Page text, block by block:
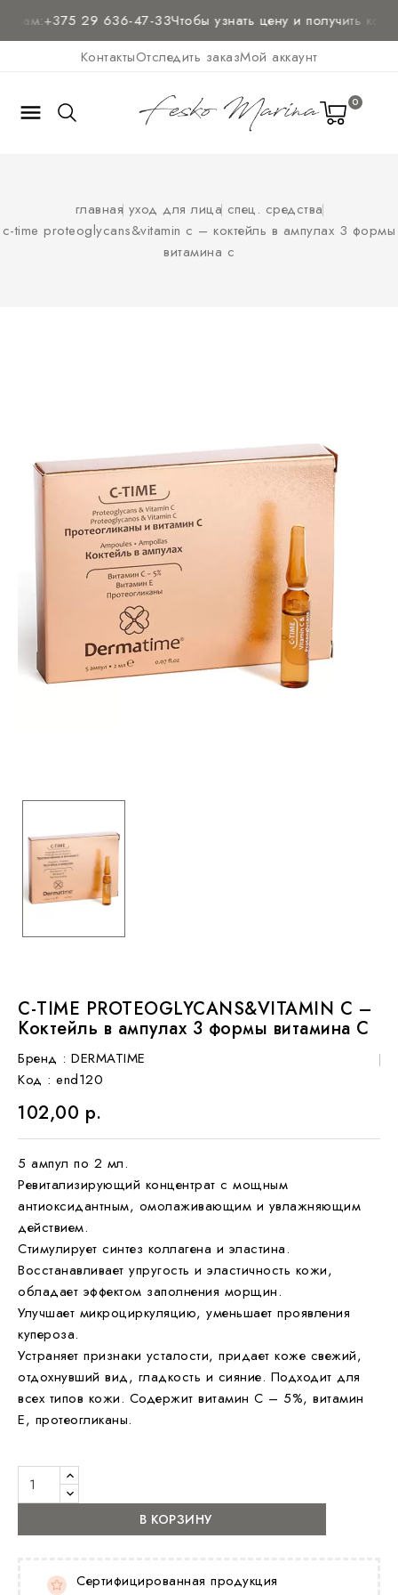
+375 29 636-47-33Чтобы узнать цену и получить
КонтактыОтследить заказМой аккаунт
 0
главная уход для лица спец. средства
c-time proteoglycans&vitamin c – коктейль в ампулах 3 формы
витамина с
C-TIME PROTEOGLYCANS&VITAMIN C –
Коктейль в ампулах 3 формы витамина С
Бренд : DERMATIME
Код : end120
102,00 р.
5 ампул по 2 мл.
Ревитализирующий концентрат с мощным
антиоксидантным, омолаживающим и увлажняющим
действием.
Стимулирует синтез коллагена и эластина.
Восстанавливает упругость и эластичность кожи,
обладает эффектом заполнения морщин.
Улучшает микроциркуляцию, уменьшает проявления
купероза.
Устраняет признаки усталости, придает коже свежий,
отдохнувший вид, гладкость и сияние. Подходит для
всех типов кожи. Содержит витамин С – 5%, витамин
Е, протеогликаны.
В КОРЗИНУ
Сертифицированная продукция